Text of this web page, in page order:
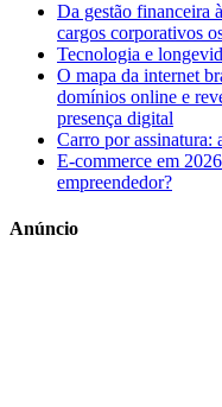
Da gestão financeira
cargos corporativos
Tecnologia e
O mapa da internet
domínios online e
presença digital
Carro por assinatura:
E-commerce em
empreendedor?
Anúncio